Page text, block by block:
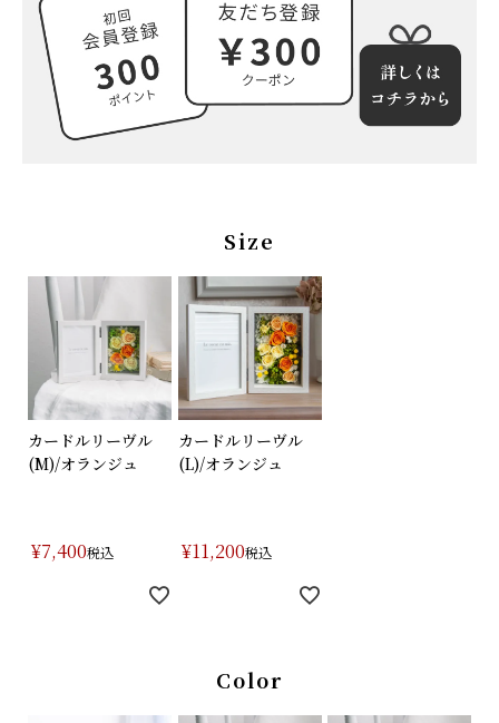
陶器アレンジ
もっと見る
すべての商品
Q&A (よくあるご質問)
ポイントプレゼントページ
ギフトラッピング
お問い合わせ
Size
カードルリーヴル
(M)/オランジュ
¥7,400税込
カードルリーヴル
(L)/オランジュ
¥11,200税込
Color